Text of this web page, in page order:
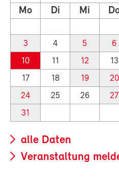
Mo Di Mi
3
4 5 6
10
11 12 13
17
18 19 20
24
25 26 27
31
alle Daten
Veranstaltung